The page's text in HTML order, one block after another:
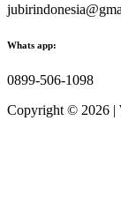
Whats app:
0899-506-1098
Copyright © 2026 |